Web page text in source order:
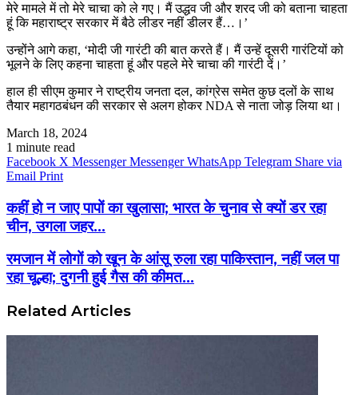
मेरे मामले में तो मेरे चाचा को ले गए। मैं उद्धव जी और शरद जी को बताना चाहता
हूं कि महाराष्ट्र सरकार में बैठे लीडर नहीं डीलर हैं…।’
उन्होंने आगे कहा, ‘मोदी जी गारंटी की बात करते हैं। मैं उन्हें दूसरी गारंटियों को
भूलने के लिए कहना चाहता हूं और पहले मेरे चाचा की गारंटी दें।’
हाल ही सीएम कुमार ने राष्ट्रीय जनता दल, कांग्रेस समेत कुछ दलों के साथ
तैयार महागठबंधन की सरकार से अलग होकर NDA से नाता जोड़ लिया था।
March 18, 2024
1 minute read
Facebook X Messenger Messenger WhatsApp Telegram Share via
Email Print
कहीं हो न जाए पापों का खुलासा; भारत के चुनाव से क्यों डर रहा
चीन, उगला जहर...
रमजान में लोगों को खून के आंसू रुला रहा पाकिस्तान, नहीं जल पा
रहा चूल्हा; दुगनी हुई गैस की कीमत...
Related Articles